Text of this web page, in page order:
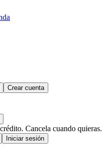
Crear cuenta
Cancela cuando quieras.
Iniciar sesión